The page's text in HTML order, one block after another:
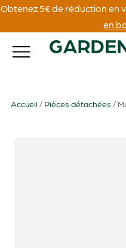
Obtenez 5€ de réduction en
en
Accueil / Pièces détachées /